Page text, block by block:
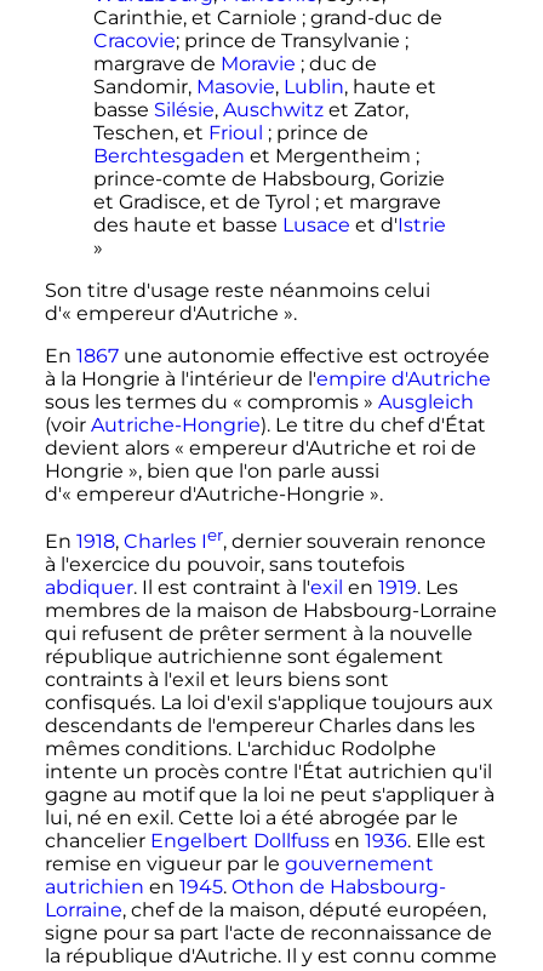
Carinthie, et Carniole ; grand-duc de
Cracovie; prince de Transylvanie ;
margrave de Moravie ; duc de
Sandomir, Masovie, Lublin, haute et
basse Silésie, Auschwitzet Zator,
Teschen, et Frioul ; prince de
Berchtesgaden et Mergentheim ;
prince-comte de Habsbourg, Gorizie
et Gradisce, et de Tyrol ; et margrave
des haute et basse Lusace et d'Istrie
»
Son titre d'usage reste néanmoins celui
d'« empereur d'Autriche ».
En 1867une autonomie effective est octroyée
à la Hongrie à l'intérieur de l'empire d'Autriche
sous les termes du « compromis » Ausgleich
(voir Autriche-Hongrie). Le titre du chef d'État
devient alors « empereur d'Autriche et roi de
Hongrie », bien que l'on parle aussi
d'« empereur d'Autriche-Hongrie ».
En 1918, Charles Ier, dernier souverain renonce
à l'exercice du pouvoir, sans toutefois
abdiquer. Il est contraint à l'exil en 1919. Les
membres de la maison de Habsbourg-Lorraine
qui refusent de prêter serment à la nouvelle
république autrichienne sont également
contraints à l'exil et leurs biens sont
confisqués. La loi d'exil s'applique toujours aux
descendants de l'empereur Charles dans les
mêmes conditions. L'archiduc Rodolphe
intente un procès contre l'État autrichien qu'il
gagne au motif que la loi ne peut s'appliquer à
lui, né en exil. Cette loi a été abrogée par le
chancelier Engelbert Dollfussen 1936. Elle est
remise en vigueur par le gouvernement
autrichien en 1945. Othon de Habsbourg-
Lorraine, chef de la maison, député européen,
signe pour sa part l'acte de reconnaissance de
la république d'Autriche. Il y est connu comme